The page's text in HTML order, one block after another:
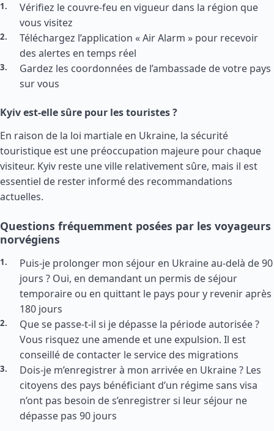
Vérifiez le couvre-feu en vigueur dans la région que
vous visitez
Téléchargez l’application « Air Alarm » pour recevoir
des alertes en temps réel
Gardez les coordonnées de l’ambassade de votre pays
sur vous
Kyiv est-elle sûre pour les touristes ?
En raison de la loi martiale en Ukraine, la sécurité
touristique est une préoccupation majeure pour chaque
visiteur. Kyiv reste une ville relativement sûre, mais il est
essentiel de rester informé des recommandations
actuelles.
Questions fréquemment posées par les voyageurs
norvégiens
Puis-je prolonger mon séjour en Ukraine au-delà de 90
jours ? Oui, en demandant un permis de séjour
temporaire ou en quittant le pays pour y revenir après
180 jours
Que se passe-t-il si je dépasse la période autorisée ?
Vous risquez une amende et une expulsion. Il est
conseillé de contacter le service des migrations
Dois-je m’enregistrer à mon arrivée en Ukraine ? Les
citoyens des pays bénéficiant d’un régime sans visa
n’ont pas besoin de s’enregistrer si leur séjour ne
dépasse pas 90 jours